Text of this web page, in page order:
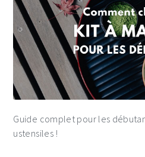
Guide complet pour les
ustensiles !